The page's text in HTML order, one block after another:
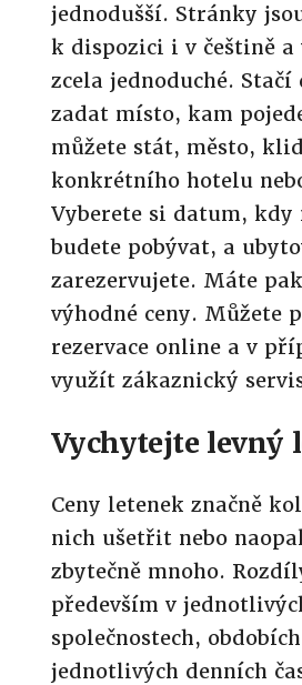
jednodušší. Stránky
k dispozici i v češtině a
zcela jednoduché.
zadat místo, kam
můžete stát, město,
konkrétního hotelu
Vyberete si datum, kdy
budete pobývat, a
zarezervujete. Máte
výhodné ceny. Můžete
rezervace online a v
využít zákaznický
Vychytejte levný
Ceny letenek značně
nich ušetřit nebo
zbytečně mnoho.
především v
společnostech,
jednotlivých denních